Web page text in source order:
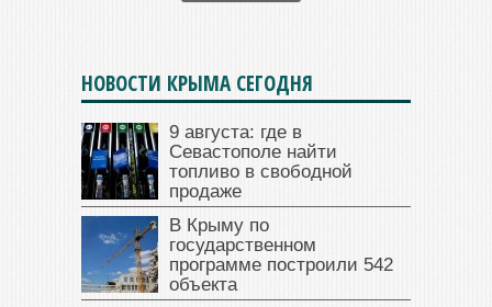
НОВОСТИ КРЫМА СЕГОДНЯ
9 августа: где в
Севастополе найти
топливо в свободной
продаже
В Крыму по
государственном
программе построили 542
объекта